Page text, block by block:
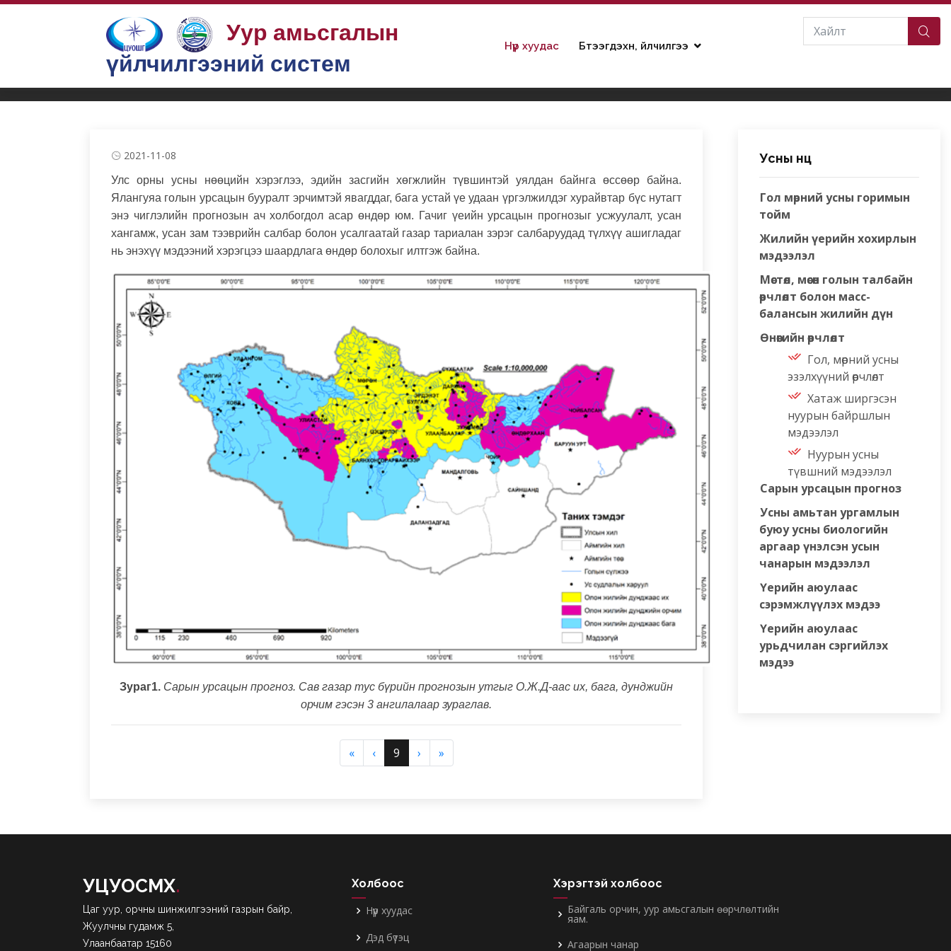
Уур амьсгалын
үйлчилгээний систем
Нүүр хуудас Бүтээгдэхүүн, үйлчилгээ
Усны нөөц Сарын урсацын прогноз
2021-11-08
Улс орны усны нөөцийн хэрэглээ, эдийн засгийн хөгжлийн түвшинтэй уялдан байнга өссөөр байна.
Ялангуяа голын урсацын бууралт эрчимтэй явагддаг, бага устай үе удаан үргэлжилдэг хурайвтар бүс нутагт
энэ чиглэлийн прогнозын ач холбогдол асар өндөр юм. Гачиг үеийн урсацын прогнозыг усжуулалт, усан
хангамж, усан зам тээврийн салбар болон усалгаатай газар тариалан зэрэг салбаруудад түлхүү ашигладаг
нь энэхүү мэдээний хэрэгцээ шаардлага өндөр болохыг илтгэж байна.
Зураг1. Сарын урсацын прогноз. Сав газар тус бүрийн прогнозын утгыг О.Ж.Д-аас их, бага, дунджийн
орчим гэсэн 3 ангилалаар зураглав.
« ‹ 9 › »
Усны нөөц
Гол мөрний усны горимын
тойм
Жилийн үерийн хохирлын
мэдээлэл
Мөстөл, мөсөн голын талбайн
өөрчлөлт болон масс-
балансын жилийн дүн
Өнөөгийн өөрчлөлт
Гол, мөрний усны
эзэлхүүний өөрчлөлт
Хатаж ширгэсэн
нуурын байршлын
мэдээлэл
Нуурын усны
түвшний мэдээлэл
Сарын урсацын прогноз
Усны амьтан ургамлын
буюу усны биологийн
аргаар үнэлсэн усын
чанарын мэдээлэл
Үерийн аюулаас
сэрэмжлүүлэх мэдээ
Үерийн аюулаас
урьдчилан сэргийлэх
мэдээ
УЦУОСМХ.
Цаг уур, орчны шинжилгээний газрын байр,
Жуулчны гудамж 5,
Улаанбаатар 15160
Холбоос
Нүүр хуудас
Дэд бүтэц
Хэрэгтэй холбоос
Байгаль орчин, уур амьсгалын өөрчлөлтийн
яам.
Агаарын чанар